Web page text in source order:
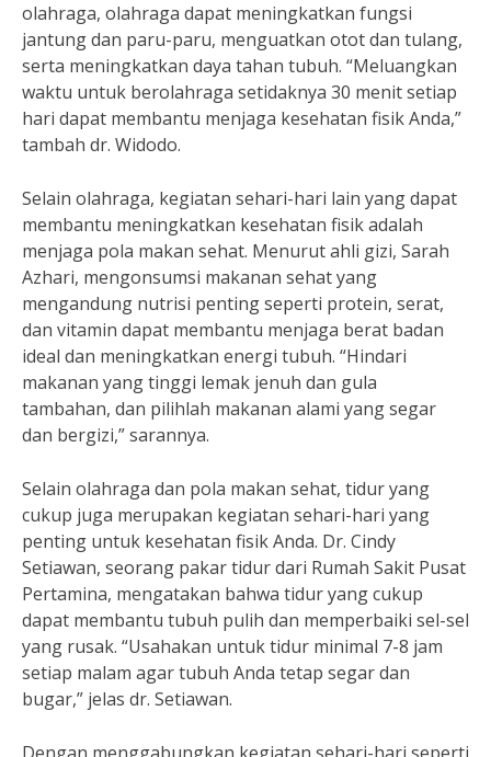
olahraga, olahraga dapat meningkatkan fungsi
jantung dan paru-paru, menguatkan otot dan tulang,
serta meningkatkan daya tahan tubuh. “Meluangkan
waktu untuk berolahraga setidaknya 30 menit setiap
hari dapat membantu menjaga kesehatan fisik Anda,”
tambah dr. Widodo.
Selain olahraga, kegiatan sehari-hari lain yang dapat
membantu meningkatkan kesehatan fisik adalah
menjaga pola makan sehat. Menurut ahli gizi, Sarah
Azhari, mengonsumsi makanan sehat yang
mengandung nutrisi penting seperti protein, serat,
dan vitamin dapat membantu menjaga berat badan
ideal dan meningkatkan energi tubuh. “Hindari
makanan yang tinggi lemak jenuh dan gula
tambahan, dan pilihlah makanan alami yang segar
dan bergizi,” sarannya.
Selain olahraga dan pola makan sehat, tidur yang
cukup juga merupakan kegiatan sehari-hari yang
penting untuk kesehatan fisik Anda. Dr. Cindy
Setiawan, seorang pakar tidur dari Rumah Sakit Pusat
Pertamina, mengatakan bahwa tidur yang cukup
dapat membantu tubuh pulih dan memperbaiki sel-sel
yang rusak. “Usahakan untuk tidur minimal 7-8 jam
setiap malam agar tubuh Anda tetap segar dan
bugar,” jelas dr. Setiawan.